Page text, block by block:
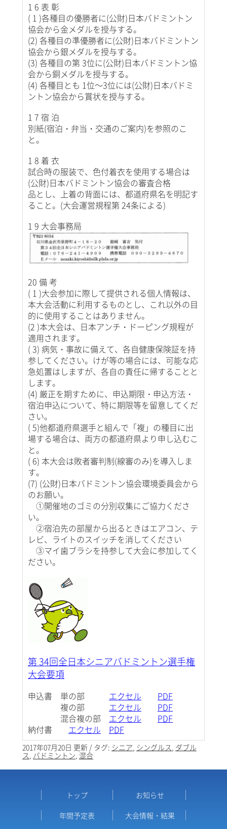
1 6 表 彰
( 1 )各種目の優勝者に(公財)日本バドミントン
協会から金メダルを授与する。
(2) 各種目の準優勝者に(公財)日本バドミントン
協会から銀メダルを授与する。
(3) 各種目の第 3位に(公財)日本バドミントン協
会から銅メダルを授与する。
(4) 各種目とも 1位～3位には(公財)日本バドミ
ントン協会から賞状を授与する。
1 7 宿 泊
別紙(宿泊・弁当・交通のご案内)を参照のこ
と。
1 8 着 衣
試合時の服装で、色付着衣を使用する場合は
(公財)日本バドミントン協会の審査合格
品とし、上着の背面には、都道府県名を明記す
ること。(大会運営規程第 24条による)
1 9 大会事務局
20 備 考
( 1 )大会参加に際して提供される個人情報は、
本大会活動に利用するものとし、これ以外の目
的に使用することはありません。
(2 )本大会は、日本アンチ・ドーピング規程が
適用されます。
( 3) 病気・事故に備えて、各自健康保険証を持
参してください。けが等の場合には、可能な応
急処置はしますが、各自の責任に帰することと
します。
(4) 厳正を期すために、申込期限・申込方法・
宿泊申込について、特に期限等を留意してくだ
さい。
( 5)他都道府県選手と組んで「複」の種目に出
場する場合は、両方の都道府県より申し込むこ
と。
( 6) 本大会は敗者審判制(線審のみ)を導入しま
す。
(7) (公財)日本バドミントン協会環境委員会から
のお願い。
①開催地のゴミの分別収集にご協力くださ
い。
②宿泊先の部屋から出るときはエアコン、テ
レビ、ライトのスイッチを消してください
③マイ歯ブラシを持参して大会に参加してく
ださい。
第 34回全日本シニアバドミントン選手権
大会要項
申込書 単の部 エクセル
PDF
複の部 エクセル
PDF
混合複の部 エクセル
PDF
納付書 エクセル PDF
2017年07月20日 更新 / タグ: シニア シングルス ダブル
ス バドミントン 混合
トップ
お知らせ
年間予定表
大会情報・結果